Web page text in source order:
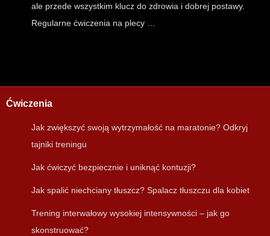
ale przede wszystkim klucz do zdrowia i dobrej postawy.
Regularne ćwiczenia na plecy …
Ćwiczenia
Jak zwiększyć swoją wytrzymałość na maratonie? Odkryj
tajniki treningu
Jak ćwiczyć bezpiecznie i uniknąć kontuzji?
Jak spalić niechciany tłuszcz? Spalacz tłuszczu dla kobiet
Trening interwałowy wysokiej intensywności – jak go
skonstruować?